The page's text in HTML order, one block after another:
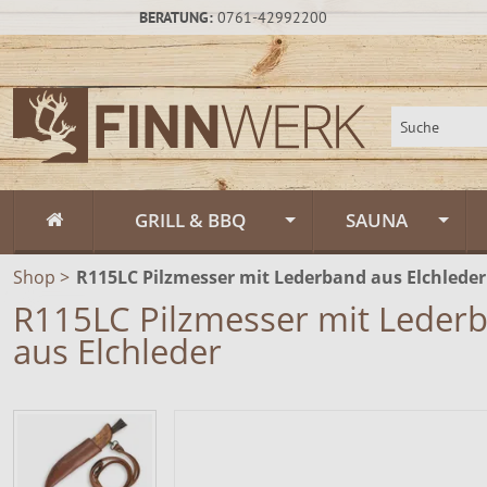
BERATUNG: 0761-42992200
GRILL & BBQ
Flammlachs
Feuerschalen
Feuerschalen
Muurikka Outdoor & Feuerküche
Räucheröfen
SAUNA
Fasssauna /
Gartensauna
Shop > R115LC Pilzmesser mit Lederband aus Elchleder
R115LC Pilzmesser mit
aus Elchleder